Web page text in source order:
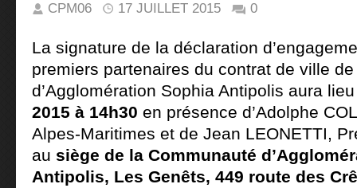
CPM06 17 JUILLET 2015 0
La signature de la déclaration
premiers partenaires du contrat de ville
d’Agglomération Sophia Antipolis aura
2015 à 14h30 en présence d’Adolphe
Alpes-Maritimes et de Jean LEONETTI,
au siège de la Communauté
Antipolis, Les Genêts, 449 route des